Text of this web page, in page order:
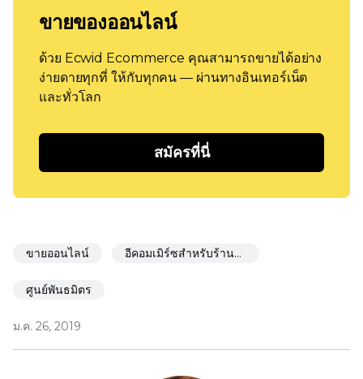
ขายของออนไลน์
ด้วย Ecwid Ecommerce คุณสามารถขายได้อย่าง
ง่ายดายทุกที่ ให้กับทุกคน — ผ่านทางอินเทอร์เน็ต
และทั่วโลก
สมัครที่นี่
ขายออนไลน์ อีคอมเมิร์ซสำหรับร้านอาหาร
ศูนย์พันธมิตร
ม.ค. 26, 2019